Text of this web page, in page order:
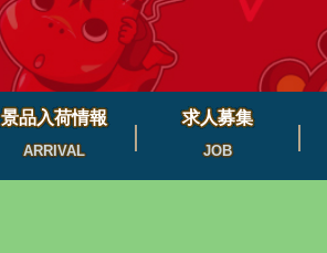
景品入荷情報
ARRIVAL
求人募集
JOB